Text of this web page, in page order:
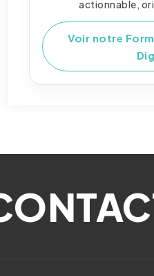
actionnable,
Voir notre